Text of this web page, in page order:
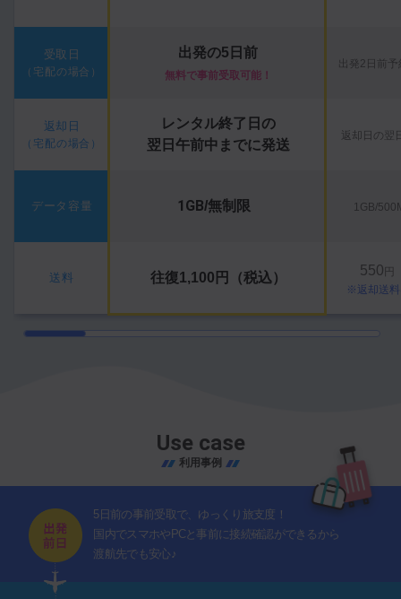
受取日
（宅配の場合）
出発の5日前
無料で事前受取可能！
出発2日前
返却日
（宅配の場合）
レンタル終了日の
翌日午前中までに発送
返却日の翌
データ容量 1GB/無制限 1GB/
送料 往復1,100円（税込） 550 円
※返却送
Use case
利用事例
5日前の事前受取で、ゆっくり旅支度！
国内でスマホやPCと事前に接続確認ができるから
渡航先でも安心♪